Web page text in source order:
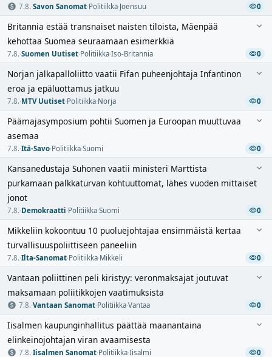
7.8.·Savon Sanomat·Politiikka·Joensuu 0
Britannia estää transnaiset naisten tiloista, Mäenpää
kehottaa Suomea seuraamaan esimerkkiä
7.8.·Suomen Uutiset·Politiikka·Iso-Britannia 0
Norjan jalkapalloliitto vaatii Fifan puheenjohtaja Infantinon
eroa ja epäluottamus jatkuu
7.8.·MTV Uutiset·Politiikka·Norja 0
Päämajasymposium pohtii Suomen ja Euroopan muuttuvaa
asemaa
7.8.·Itä-Savo·Politiikka·Suomi 0
Kansanedustaja Suhonen vaatii ministeri Marttista
purkamaan palkkaturvan kohtuuttomat, lähes vuoden mittaiset
jonot
7.8.·Demokraatti·Politiikka·Suomi 0
Mikkeliin kokoontuu 10 puoluejohtajaa ensimmäistä kertaa
turvallisuuspoliittiseen paneeliin
7.8.·Ilta-Sanomat·Politiikka·Mikkeli 0
Vantaan poliittinen peli kiristyy: veronmaksajat joutuvat
maksamaan poliitikkojen vaatimuksista
7.8.·Vantaan Sanomat·Politiikka·Vantaa 0
Iisalmen kaupunginhallitus päättää maanantaina
elinkeinojohtajan viran avaamisesta
7.8.·Iisalmen Sanomat·Politiikka·Iisalmi 0